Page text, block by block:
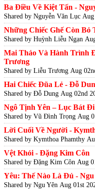
Ba Điều Về Kiệt Tấn -
Shared by Nguyễn Văn Lục
Những Chiếc Ghế Còn Bỏ
Shared by Huỳnh Liễu Ngạn
Mai Thảo Và Hành Trình
Trương
Shared by Liễu Trương Aug
Hai Chiếc Đũa Lẻ - Đỗ
Shared by Đỗ Dung Aug 02nd
Ngô Tịnh Yên – Lục Bát
Shared by Vũ Đình Trọng Aug
Lời Cuối Về Người -
Shared by Kymthoa Phamthy
Vệt Khói - Đặng Kim Côn
Shared by Đặng Kim Côn Aug
Yêu: Thế Nào Là Đủ - Ngu
Shared by Ngu Yên Aug 01st